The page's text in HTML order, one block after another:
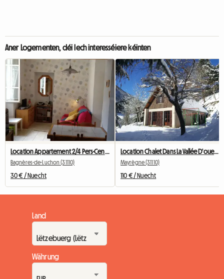
Aner Logementen, déi Iech interesséiere kéinten
Bagnères-de-Luchon (31110)
30 € / Nuecht
Location Chalet Dans La Vallée D'oueil We/semaine - 150 M²
Mayrègne (31110)
110 € / Nuecht
Land
Währung